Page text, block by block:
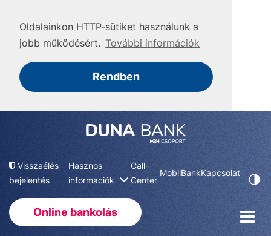
Oldalainkon HTTP-sütiket használunk a
jobb működésért. További információk
Rendben
Visszaélés
bejelentés
Hasznos
információk
Call-
Center
MobilBankKapcsolat
Online bankolás